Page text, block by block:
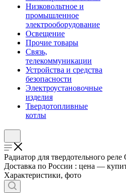
Низковольтное и
промышленное
электрооборудование
Освещение
Прочие товары
Связь,
телекоммуникации
Устройства и средства
безопасности
Электроустановочные
изделия
Твердотопливные
котлы
Радиатор для твердотельного
Доставка по России : цена —
Характеристики, фото